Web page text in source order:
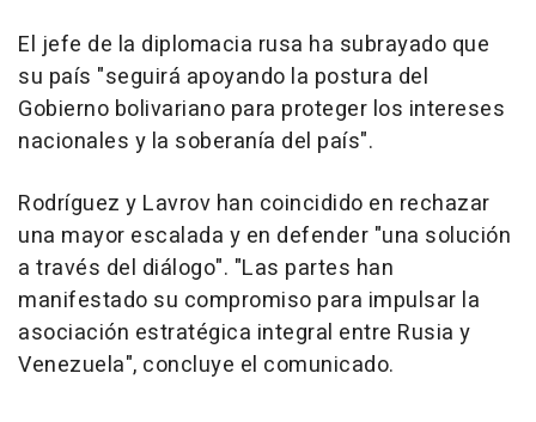
El jefe de la diplomacia rusa ha subrayado que
su país "seguirá apoyando la postura del
Gobierno bolivariano para proteger los intereses
nacionales y la soberanía del país".
Rodríguez y Lavrov han coincidido en rechazar
una mayor escalada y en defender "una solución
a través del diálogo". "Las partes han
manifestado su compromiso para impulsar la
asociación estratégica integral entre Rusia y
Venezuela", concluye el comunicado.